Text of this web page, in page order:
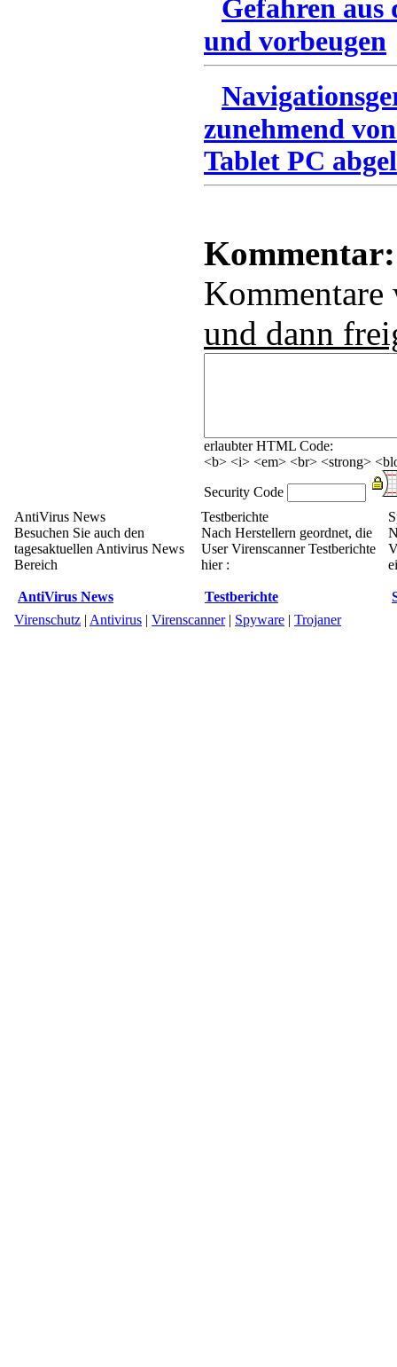
Gefahren
und vorbeugen
zunehmend
Tablet PC
Kommentar:
und dann
erlaubter HTML Code:
<b> <i> <em> <br> <strong>
Security Code
AntiVirus News
Besuchen Sie auch den
tagesaktuellen Antivirus News
Bereich
AntiVirus News
Testberichte
Nach Herstellern geordnet, die
User Virenscanner Testberichte
hier :
Testberichte
Virenschutz | Antivirus | Virenscanner| Spyware | Trojaner